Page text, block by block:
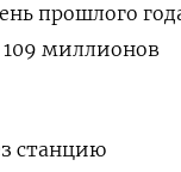
прошлого
109 миллионов
станцию